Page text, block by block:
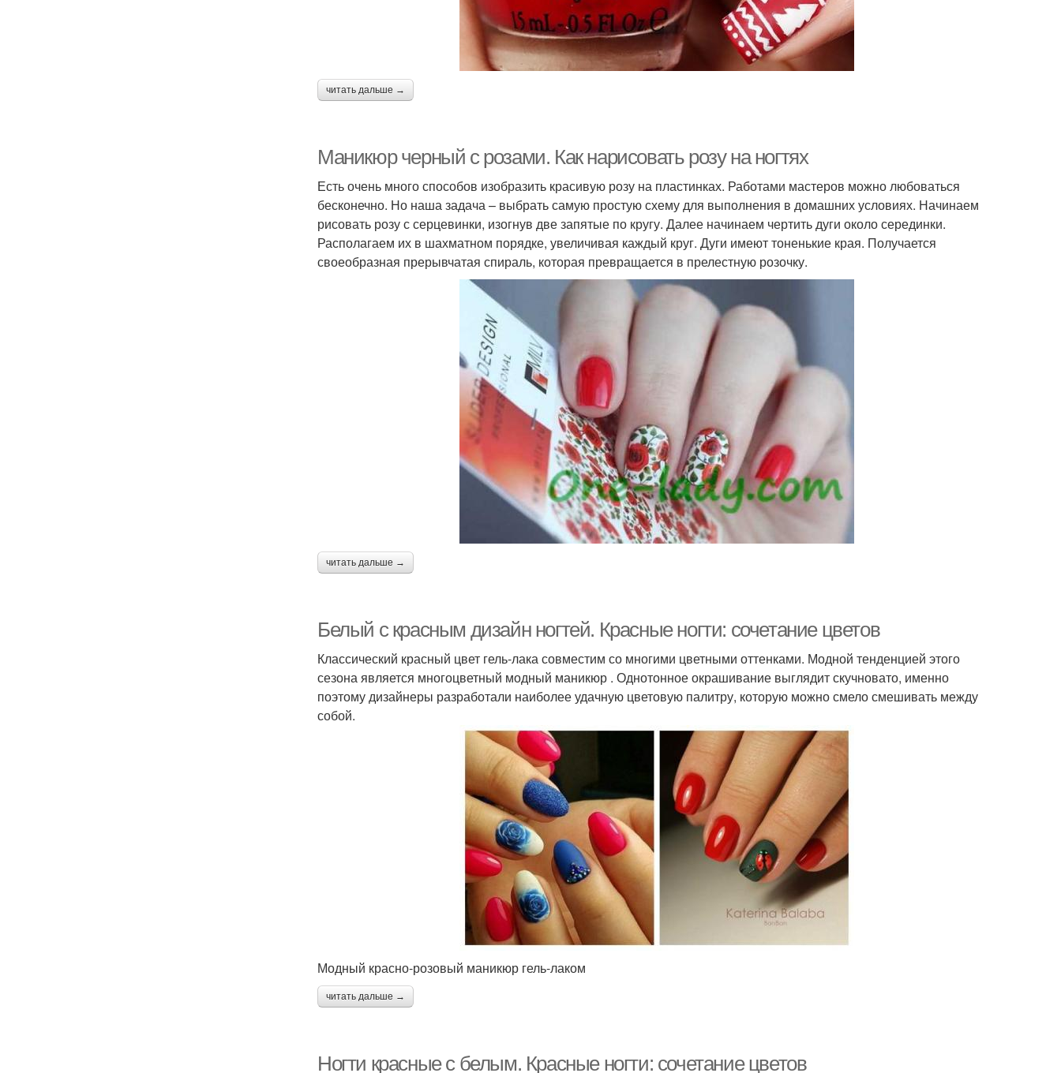
читать дальше →
Маникюр черный с розами. Как нарисовать розу на ногтях
Есть очень много способов изобразить красивую розу на пластинках. Работами мастеров можно любоваться
бесконечно. Но наша задача – выбрать самую простую схему для выполнения в домашних условиях. Начинаем
рисовать розу с серцевинки, изогнув две запятые по кругу. Далее начинаем чертить дуги около серединки.
Располагаем их в шахматном порядке, увеличивая каждый круг. Дуги имеют тоненькие края. Получается
своеобразная прерывчатая спираль, которая превращается в прелестную розочку.
читать дальше →
Белый с красным дизайн ногтей. Красные ногти: сочетание цветов
Классический красный цвет гель-лака совместим со многими цветными оттенками. Модной тенденцией этого
сезона является многоцветный модный маникюр . Однотонное окрашивание выглядит скучновато, именно
поэтому дизайнеры разработали наиболее удачную цветовую палитру, которую можно смело смешивать между
собой.
Модный красно-розовый маникюр гель-лаком
читать дальше →
Ногти красные с белым. Красные ногти: сочетание цветов